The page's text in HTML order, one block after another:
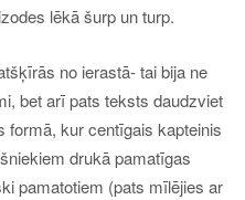
lēkā šurp un turp.
no ierastā- tai bija ne
bet arī pats teksts daudzviet
formā, kur centīgais kapteinis
drukā pamatīgas
pamatotiem (pats mīlējies ar